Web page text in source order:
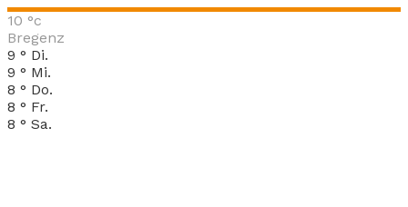
10 °c
Bregenz
9 ° Di.
9 ° Mi.
8 ° Do.
8 ° Fr.
8 ° Sa.